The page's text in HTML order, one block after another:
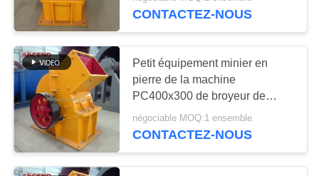
CONTRÔLE
DE
QUALITÉ
CONTACTEZ-
NOUS
Double machine de
broyeur de petit pain
CONTACTEZ-NOUS
Petit équipement minier en
pierre de la machine
PC400x300 de broyeur de
broyeur à marteaux de sol
négociable MOQ:1 ensemble
CONTACTEZ-NOUS